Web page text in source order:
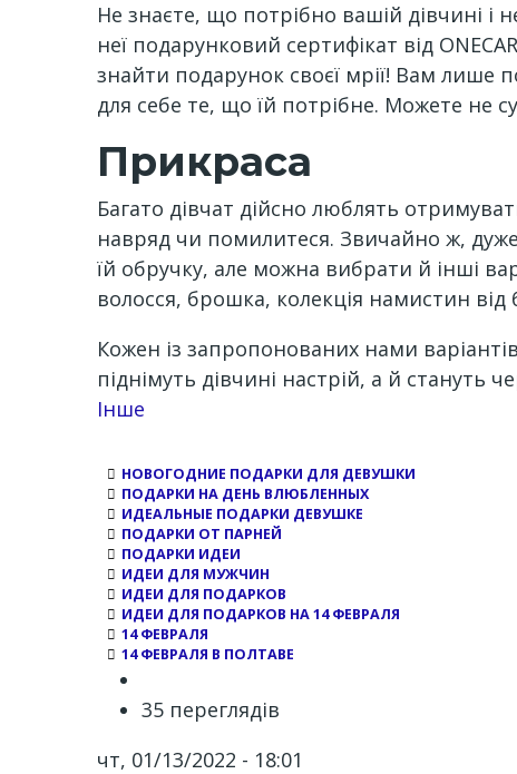
Не знаєте, що потрібно вашій дівчині
неї подарунковий сертифікат від
знайти подарунок своєї мрії! Вам лише
для себе те, що їй потрібне. Можете не
Прикраса
Багато дівчат дійсно люблять
навряд чи помилитеся. Звичайно ж,
їй обручку, але можна вибрати й інші
волосся, брошка, колекція намистин
Кожен із запропонованих нами
піднімуть дівчині настрій, а й стануть
Channel
Інше
НОВОГОДНИЕ ПОДАРКИ ДЛЯ ДЕВУШКИ
ПОДАРКИ НА ДЕНЬ ВЛЮБЛЕННЫХ
ИДЕАЛЬНЫЕ ПОДАРКИ ДЕВУШКЕ
ПОДАРКИ ОТ ПАРНЕЙ
ПОДАРКИ ИДЕИ
ИДЕИ ДЛЯ МУЖЧИН
ИДЕИ ДЛЯ ПОДАРКОВ
ИДЕИ ДЛЯ ПОДАРКОВ НА 14 ФЕВРАЛЯ
14 ФЕВРАЛЯ
14 ФЕВРАЛЯ В ПОЛТАВЕ
35 переглядів
чт, 01/13/2022 - 18:01